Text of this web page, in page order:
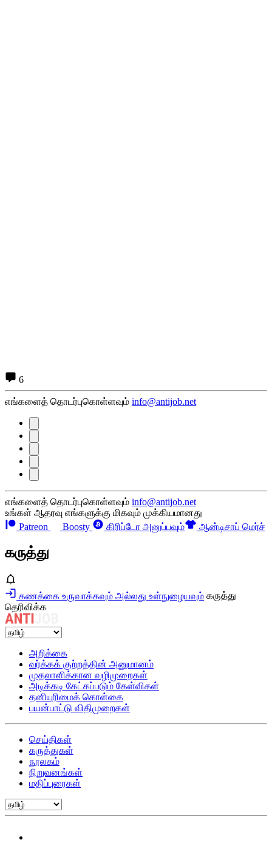
6
எங்களைத் தொடர்புகொள்ளவும் info@antijob.net
எங்களைத் தொடர்புகொள்ளவும் info@antijob.net
உங்கள் ஆதரவு எங்களுக்கு மிகவும் முக்கியமானது
Patreon
Boosty கிரிப்டோ அனுப்பவும் ஆன்டிசாப் மெர்ச்
கருத்து
கணக்கை உருவாக்கவும் அல்லது உள்நுழையவும் கருத்து
தெரிவிக்க
அறிக்கை
வர்க்கக் குற்றத்தின் அனுமானம்
முதலாளிக்கான வழிமுறைகள்
அடிக்கடி கேட்கப்படும் கேள்விகள்
தனியுரிமைக் கொள்கை
பயன்பாட்டு விதிமுறைகள்
செய்திகள்
கருத்துகள்
நூலகம்
நிறுவனங்கள்
மதிப்புரைகள்